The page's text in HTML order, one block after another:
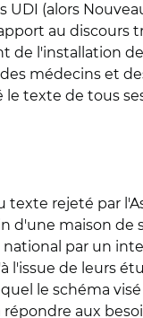
(alors
au discours
de l'installation
médecins et
le texte de tous
rejeté par
d'une maison de
par un
l'issue de leurs
le schéma visé
aux